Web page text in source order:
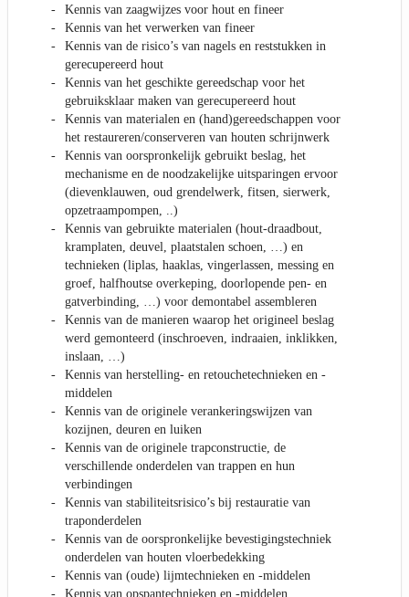
Kennis van zaagwijzes voor hout en fineer
Kennis van het verwerken van fineer
Kennis van de risico’s van nagels en reststukken in
gerecupereerd hout
Kennis van het geschikte gereedschap voor het
gebruiksklaar maken van gerecupereerd hout
Kennis van materialen en (hand)gereedschappen voor
het restaureren/conserveren van houten schrijnwerk
Kennis van oorspronkelijk gebruikt beslag, het
mechanisme en de noodzakelijke uitsparingen ervoor
(dievenklauwen, oud grendelwerk, fitsen, sierwerk,
opzetraampompen, ..)
Kennis van gebruikte materialen (hout-draadbout,
kramplaten, deuvel, plaatstalen schoen, …) en
technieken (liplas, haaklas, vingerlassen, messing en
groef, halfhoutse overkeping, doorlopende pen- en
gatverbinding, …) voor demontabel assembleren
Kennis van de manieren waarop het origineel beslag
werd gemonteerd (inschroeven, indraaien, inklikken,
inslaan, …)
Kennis van herstelling- en retouchetechnieken en -
middelen
Kennis van de originele verankeringswijzen van
kozijnen, deuren en luiken
Kennis van de originele trapconstructie, de
verschillende onderdelen van trappen en hun
verbindingen
Kennis van stabiliteitsrisico’s bij restauratie van
traponderdelen
Kennis van de oorspronkelijke bevestigingstechniek
onderdelen van houten vloerbedekking
Kennis van (oude) lijmtechnieken en -middelen
Kennis van opspantechnieken en -middelen